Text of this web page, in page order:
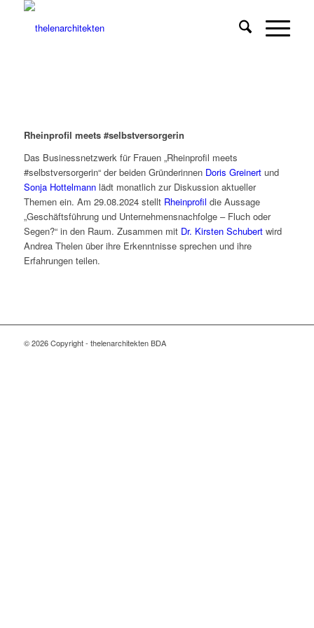
Rheinprofil meets #selbstversorgerin
Das Businessnetzwerk für Frauen „Rheinprofil meets
#selbstversorgerin“ der beiden Gründerinnen Doris Greinertund
Sonja Hottelmannlädt monatlich zur Diskussion aktueller
Themen ein. Am 29.08.2024 stellt Rheinprofil die Aussage
„Geschäftsführung und Unternehmensnachfolge – Fluch oder
Segen?“ in den Raum. Zusammen mit Dr. Kirsten Schubertwird
Andrea Thelen über ihre Erkenntnisse sprechen und ihre
Erfahrungen teilen.
© 2026 Copyright - thelenarchitekten BDA